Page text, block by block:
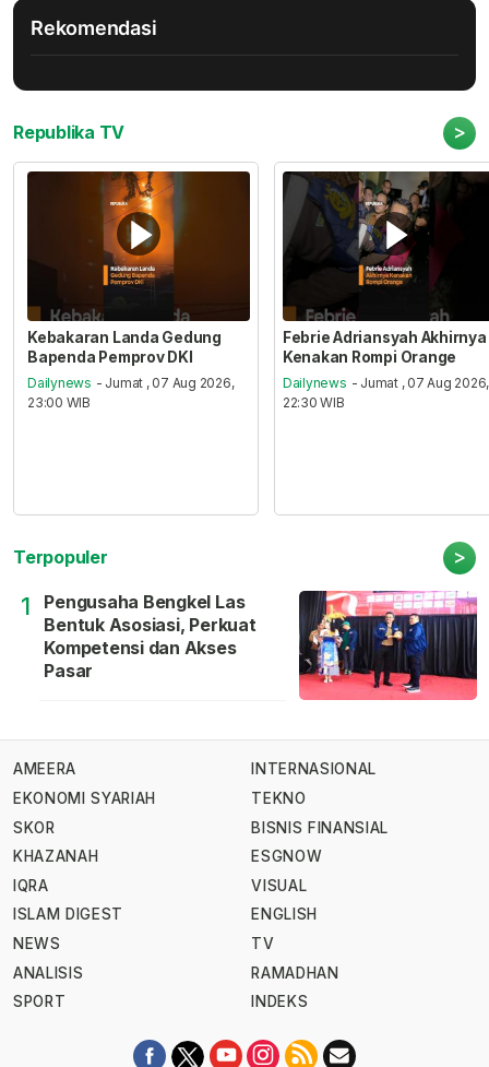
Rekomendasi
Republika TV >
Kebakaran Landa Gedung
Bapenda Pemprov DKI
Dailynews - Jumat , 07 Aug 2026,
23:00 WIB
Febrie Adriansyah Akhirnya
Kenakan Rompi Orange
Dailynews - Jumat , 07 Aug 2026,
22:30 WIB
Terpopuler >
1
Pengusaha Bengkel Las
Bentuk Asosiasi, Perkuat
Kompetensi dan Akses
Pasar
AMEERA
EKONOMI SYARIAH
SKOR
KHAZANAH
IQRA
ISLAM DIGEST
NEWS
ANALISIS
SPORT
INTERNASIONAL
TEKNO
BISNIS FINANSIAL
ESGNOW
VISUAL
ENGLISH
TV
RAMADHAN
INDEKS